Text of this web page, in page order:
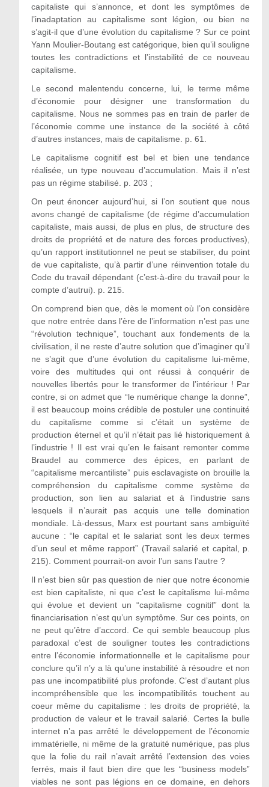
capitaliste qui s’annonce, et dont les symptômes de
l’inadaptation au capitalisme sont légion, ou bien ne
s’agit-il que d’une évolution du capitalisme ? Sur ce point
Yann Moulier-Boutang est catégorique, bien qu’il souligne
toutes les contradictions et l’instabilité de ce nouveau
capitalisme.
Le second malentendu concerne, lui, le terme même
d’économie pour désigner une transformation du
capitalisme. Nous ne sommes pas en train de parler de
l’économie comme une instance de la société à côté
d’autres instances, mais de capitalisme. p. 61.
Le capitalisme cognitif est bel et bien une tendance
réalisée, un type nouveau d’accumulation. Mais il n’est
pas un régime stabilisé. p. 203 ;
On peut énoncer aujourd’hui, si l’on soutient que nous
avons changé de capitalisme (de régime d’accumulation
capitaliste, mais aussi, de plus en plus, de structure des
droits de propriété et de nature des forces productives),
qu’un rapport institutionnel ne peut se stabiliser, du point
de vue capitaliste, qu’à partir d’une réinvention totale du
Code du travail dépendant (c’est-à-dire du travail pour le
compte d’autrui). p. 215.
On comprend bien que, dès le moment où l’on considère
que notre entrée dans l’ère de l’information n’est pas une
“révolution technique”, touchant aux fondements de la
civilisation, il ne reste d’autre solution que d’imaginer qu’il
ne s’agit que d’une évolution du capitalisme lui-même,
voire des multitudes qui ont réussi à conquérir de
nouvelles libertés pour le transformer de l’intérieur ! Par
contre, si on admet que “le numérique change la donne”,
il est beaucoup moins crédible de postuler une continuité
du capitalisme comme si c’était un système de
production éternel et qu’il n’était pas lié historiquement à
l’industrie ! Il est vrai qu’en le faisant remonter comme
Braudel au commerce des épices, en parlant de
“capitalisme mercantiliste” puis esclavagiste on brouille la
compréhension du capitalisme comme système de
production, son lien au salariat et à l’industrie sans
lesquels il n’aurait pas acquis une telle domination
mondiale. Là-dessus, Marx est pourtant sans ambiguïté
aucune : “le capital et le salariat sont les deux termes
d’un seul et même rapport” (Travail salarié et capital, p.
215). Comment pourrait-on avoir l’un sans l’autre ?
Il n’est bien sûr pas question de nier que notre économie
est bien capitaliste, ni que c’est le capitalisme lui-même
qui évolue et devient un “capitalisme cognitif” dont la
financiarisation n’est qu’un symptôme. Sur ces points, on
ne peut qu’être d’accord. Ce qui semble beaucoup plus
paradoxal c’est de souligner toutes les contradictions
entre l’économie informationnelle et le capitalisme pour
conclure qu’il n’y a là qu’une instabilité à résoudre et non
pas une incompatibilité plus profonde. C’est d’autant plus
incompréhensible que les incompatibilités touchent au
coeur même du capitalisme : les droits de propriété, la
production de valeur et le travail salarié. Certes la bulle
internet n’a pas arrêté le développement de l’économie
immatérielle, ni même de la gratuité numérique, pas plus
que la folie du rail n’avait arrêté l’extension des voies
ferrés, mais il faut bien dire que les “business models”
viables ne sont pas légions en ce domaine, en dehors